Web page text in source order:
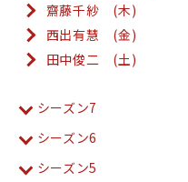
齋藤千紗 (木)
西出有慧 (金)
田中俊二 (土)
シーズン7
シーズン6
シーズン5